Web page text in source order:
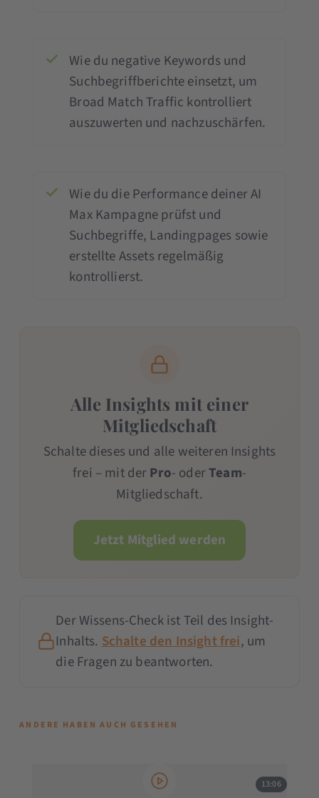
Wie du negative Keywords und
Suchbegriffberichte einsetzt, um
Broad Match Traffic kontrolliert
auszuwerten und nachzuschärfen.
Wie du die Performance deiner AI
Max Kampagne prüfst und
Suchbegriffe, Landingpages sowie
erstellte Assets regelmäßig
kontrollierst.
Alle Insights mit einer
Mitgliedschaft
Schalte dieses und alle weiteren Insights
frei – mit derPro- oderTeam-
Mitgliedschaft.
Jetzt Mitglied werden
Der Wissens-Check ist Teil des Insight-
Inhalts. Schalte den Insight frei, um
die Fragen zu beantworten.
ANDERE HABEN AUCH GESEHEN
13:06